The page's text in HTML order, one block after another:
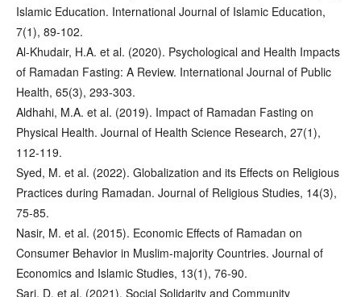
Islamic Education. International Journal of Islamic Education,
7(1), 89-102.
Al-Khudair, H.A. et al. (2020). Psychological and Health Impacts
of Ramadan Fasting: A Review. International Journal of Public
Health, 65(3), 293-303.
Aldhahi, M.A. et al. (2019). Impact of Ramadan Fasting on
Physical Health. Journal of Health Science Research, 27(1),
112-119.
Syed, M. et al. (2022). Globalization and its Effects on Religious
Practices during Ramadan. Journal of Religious Studies, 14(3),
75-85.
Nasir, M. et al. (2015). Economic Effects of Ramadan on
Consumer Behavior in Muslim-majority Countries. Journal of
Economics and Islamic Studies, 13(1), 76-90.
Sari, D. et al. (2021). Social Solidarity and Community